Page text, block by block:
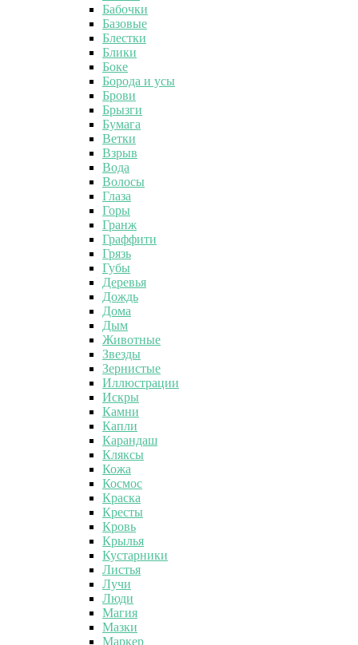
Бабочки
Базовые
Блестки
Блики
Боке
Борода и усы
Брови
Брызги
Бумага
Ветки
Взрыв
Вода
Волосы
Глаза
Горы
Гранж
Граффити
Грязь
Губы
Деревья
Дождь
Дома
Дым
Животные
Звезды
Зернистые
Иллюстрации
Искры
Камни
Капли
Карандаш
Кляксы
Кожа
Космос
Краска
Кресты
Кровь
Крылья
Кустарники
Листья
Лучи
Люди
Магия
Мазки
Маркер